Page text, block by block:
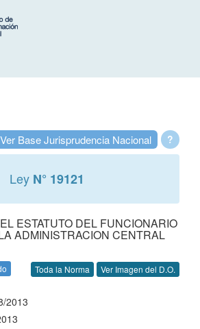
?
Ver Base Jurisprudencia Nacional
Ley N° 19121
ESTATUTO DEL FUNCIONARIO
ADMINISTRACION CENTRAL
Toda la Norma Ver Imagen del D.O.
2013